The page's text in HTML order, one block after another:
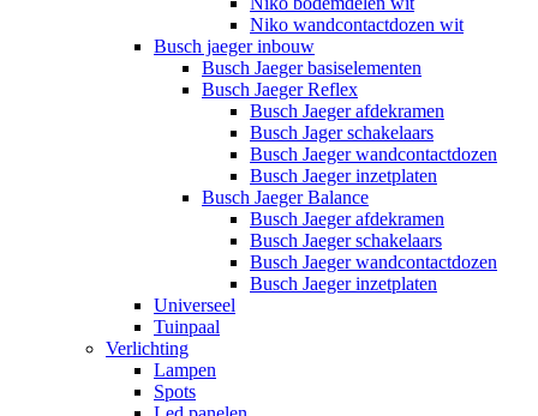
Niko wandcontactdozen wit
Busch jaeger inbouw
Busch Jaeger basiselementen
Busch Jaeger Reflex
Busch Jaeger afdekramen
Busch Jager schakelaars
Busch Jaeger wandcontactdozen
Busch Jaeger inzetplaten
Busch Jaeger Balance
Busch Jaeger afdekramen
Busch Jaeger schakelaars
Busch Jaeger wandcontactdozen
Busch Jaeger inzetplaten
Universeel
Tuinpaal
Verlichting
Lampen
Spots